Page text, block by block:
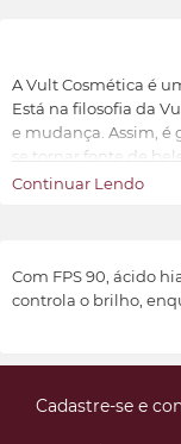
A Vult Cosmética é
Está na filosofia da
e mudança. Assim, é
se tornar fonte de
Cosmética é
Continuar Lendo
Com FPS 90, ácido
controla o brilho,
Cadastre-se e